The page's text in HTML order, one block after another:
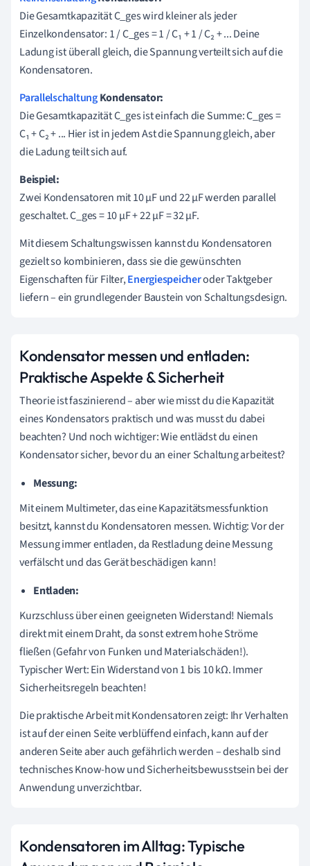
Die Gesamtkapazität C_ges wird kleiner als jeder
Einzelkondensator: 1 / C_ges = 1 / C₁ + 1 / C₂ + ... Deine
Ladung ist überall gleich, die Spannung verteilt sich auf die
Kondensatoren.
ParallelschaltungKondensator:
Die Gesamtkapazität C_ges ist einfach die Summe: C_ges =
C₁ + C₂ + ... Hier ist in jedem Ast die Spannung gleich, aber
die Ladung teilt sich auf.
Beispiel:
Zwei Kondensatoren mit 10 μF und 22 μF werden parallel
geschaltet. C_ges = 10 μF + 22 μF = 32 μF.
Mit diesem Schaltungswissen kannst du Kondensatoren
gezielt so kombinieren, dass sie die gewünschten
Eigenschaften für Filter,Energiespeicheroder Taktgeber
liefern – ein grundlegender Baustein von Schaltungsdesign.
Kondensator messen und entladen:
Praktische Aspekte & Sicherheit
Theorie ist faszinierend – aber wie misst du die Kapazität
eines Kondensators praktisch und was musst du dabei
beachten? Und noch wichtiger: Wie entlädst du einen
Kondensator sicher, bevor du an einer Schaltung arbeitest?
Messung:
Mit einem Multimeter, das eine Kapazitätsmessfunktion
besitzt, kannst du Kondensatoren messen. Wichtig: Vor der
Messung immer entladen, da Restladung deine Messung
verfälscht und das Gerät beschädigen kann!
Entladen:
Kurzschluss über einen geeigneten Widerstand! Niemals
direkt mit einem Draht, da sonst extrem hohe Ströme
fließen (Gefahr von Funken und Materialschäden!).
Typischer Wert: Ein Widerstand von 1 bis 10 kΩ. Immer
Sicherheitsregeln beachten!
Die praktische Arbeit mit Kondensatoren zeigt: Ihr Verhalten
ist auf der einen Seite verblüffend einfach, kann auf der
anderen Seite aber auch gefährlich werden – deshalb sind
technisches Know-how und Sicherheitsbewusstsein bei der
Anwendung unverzichtbar.
Kondensatoren im Alltag: Typische